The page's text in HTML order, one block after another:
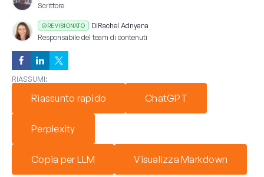
Scrittore
REVISIONATO DiRachel Adnyana
Responsabile del team di contenuti
RIASSUMI:
Riassunto rapido ChatGPT
Perplexity
Copia per LLM Visualizza Markdown